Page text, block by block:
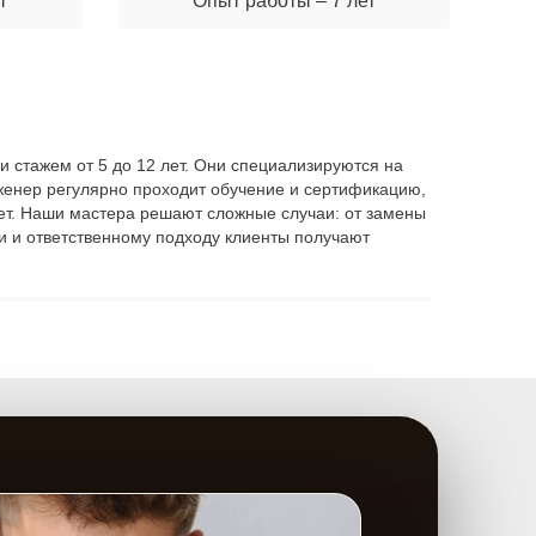
от 5 до 12 лет. Они специализируются на
регулярно проходит обучение и сертификацию,
Наши мастера решают сложные случаи: от замены
ответственному подходу клиенты получают